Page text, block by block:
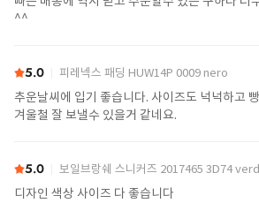
^^
5.0 피레넥스 패딩 HUW14P 0009 nero
추운날씨에 입기 좋습니다. 사이즈도 넉넉하고
겨울철 잘 보낼수 있을거 같네요.
5.0 보일브랑쉐 스니커즈 2017465 3D74
디자인 색상 사이즈 다 좋습니다